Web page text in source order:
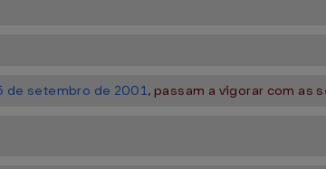
de setembro de 2001, passam a vigorar com as